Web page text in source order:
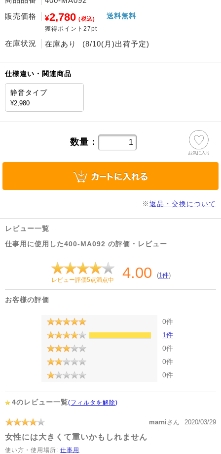
販売価格
¥2,780 (税込)
獲得ポイント27pt
送料無料
在庫状況 在庫あり (8/10(月)出荷予定)
仕様違い・関連商品
静音タイプ
¥2,980
数量：
お気に入り
※返品・交換について
レビュー一覧
仕事用に使用した400-MA092 の評価・レビュー
レビュー評価5点満点中 4.00 (1件)
お客様の評価
0件
1件
0件
0件
0件
4のレビュー一覧(フィルタを解除)
marniさん 2020/03/29
女性には大きくて重いかもしれません
使い方・使用場所: 仕事用